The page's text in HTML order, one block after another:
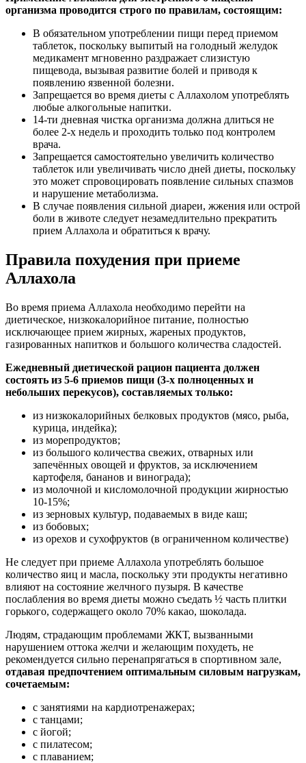
организма проводится строго по правилам, состоящим:
В обязательном употреблении пищи перед приемом
таблеток, поскольку выпитый на голодный желудок
медикамент мгновенно раздражает слизистую
пищевода, вызывая развитие болей и приводя к
появлению язвенной болезни.
Запрещается во время диеты с Аллахолом употреблять
любые алкогольные напитки.
14-ти дневная чистка организма должна длиться не
более 2-х недель и проходить только под контролем
врача.
Запрещается самостоятельно увеличить количество
таблеток или увеличивать число дней диеты, поскольку
это может спровоцировать появление сильных спазмов
и нарушение метаболизма.
В случае появления сильной диареи, жжения или острой
боли в животе следует незамедлительно прекратить
прием Аллахола и обратиться к врачу.
Правила похудения при приеме
Аллахола
Во время приема Аллахола необходимо перейти на
диетическое, низкокалорийное питание, полностью
исключающее прием жирных, жареных продуктов,
газированных напитков и большого количества сладостей.
Ежедневный диетической рацион пациента должен
состоять из 5-6 приемов пищи (3-х полноценных и
небольших перекусов), составляемых только:
из низкокалорийных белковых продуктов (мясо, рыба,
курица, индейка);
из морепродуктов;
из большого количества свежих, отварных или
запечённых овощей и фруктов, за исключением
картофеля, бананов и винограда);
из молочной и кисломолочной продукции жирностью
10-15%;
из зерновых культур, подаваемых в виде каш;
из бобовых;
из орехов и сухофруктов (в ограниченном количестве)
Не следует при приеме Аллахола употреблять большое
количество яиц и масла, поскольку эти продукты негативно
влияют на состояние желчного пузыря. В качестве
послабления во время диеты можно съедать ½ часть плитки
горького, содержащего около 70% какао, шоколада.
Людям, страдающим проблемами ЖКТ, вызванными
нарушением оттока желчи и желающим похудеть, не
рекомендуется сильно перенапрягаться в спортивном зале,
отдавая предпочтением оптимальным силовым нагрузкам,
сочетаемым:
с занятиями на кардиотренажерах;
с танцами;
с йогой;
с пилатесом;
с плаванием;